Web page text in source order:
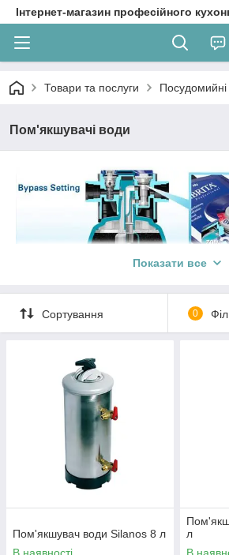
Інтернет-магазин професійного
Товари та послуги
Пом'якшувачі води
Показати все
Сортування 0
Пом'якшувач води Silanos 8 л
л